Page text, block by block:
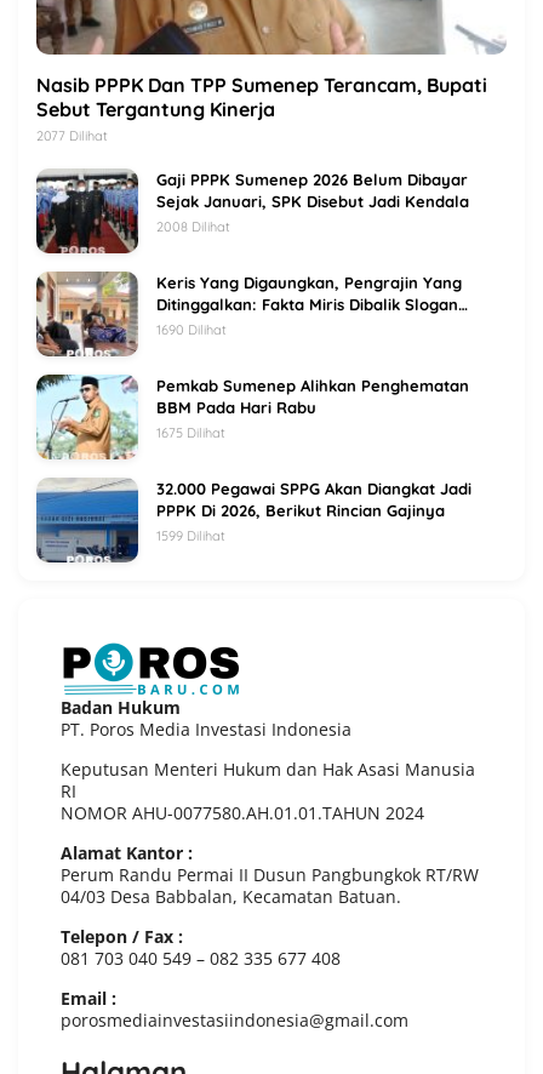
Nasib PPPK Dan TPP Sumenep Terancam, Bupati
Sebut Tergantung Kinerja
2077 Dilihat
Gaji PPPK Sumenep 2026 Belum Dibayar
Sejak Januari, SPK Disebut Jadi Kendala
2008 Dilihat
Keris Yang Digaungkan, Pengrajin Yang
Ditinggalkan: Fakta Miris Dibalik Slogan
Sumenep Kota Keris
1690 Dilihat
Pemkab Sumenep Alihkan Penghematan
BBM Pada Hari Rabu
1675 Dilihat
32.000 Pegawai SPPG Akan Diangkat Jadi
PPPK Di 2026, Berikut Rincian Gajinya
1599 Dilihat
Badan Hukum
PT. Poros Media Investasi Indonesia
Keputusan Menteri Hukum dan Hak Asasi Manusia
RI
NOMOR AHU-0077580.AH.01.01.TAHUN 2024
Alamat Kantor :
Perum Randu Permai II Dusun Pangbungkok RT/RW
04/03 Desa Babbalan, Kecamatan Batuan.
Telepon / Fax :
081 703 040 549 – 082 335 677 408
Email :
porosmediainvestasiindonesia@gmail.com